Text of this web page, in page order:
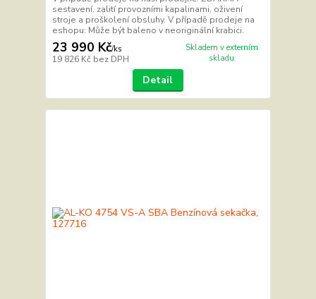
sestavení, zalití provozními kapalinami, oživení
stroje a proškolení obsluhy. V případě prodeje na
eshopu: Může být baleno v neoriginální krabici.
23 990 Kč/ks
19 826 Kč bez DPH
Skladem v externím
skladu
Detail